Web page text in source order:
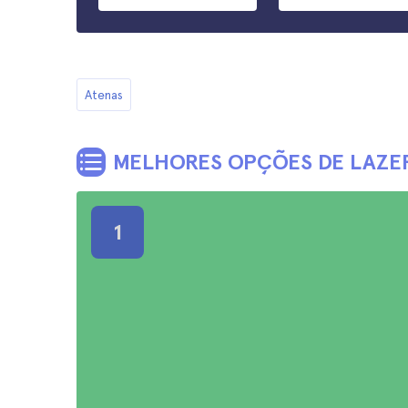
Atenas
MELHORES OPÇÕES DE
1